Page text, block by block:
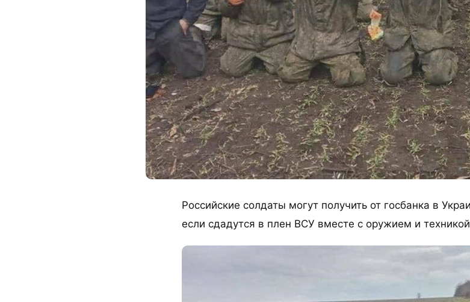
Российские солдаты могут получить от госбанка в
если сдадутся в плен ВСУ вместе с оружием и